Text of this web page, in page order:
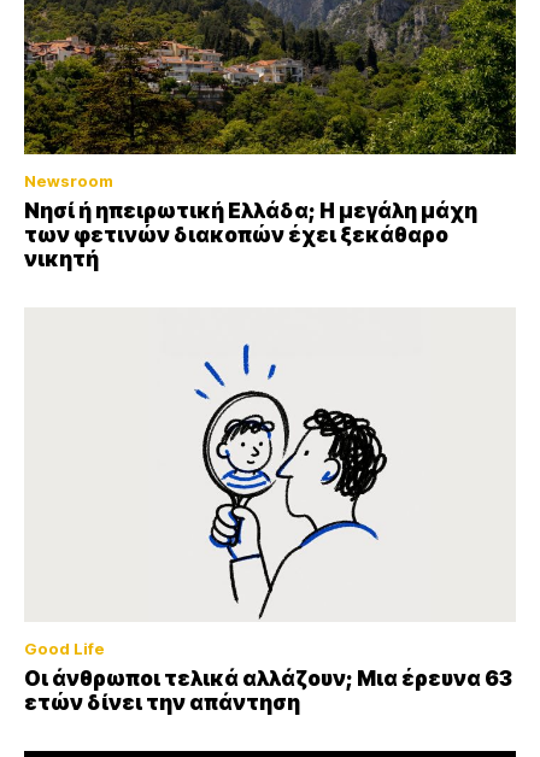
Newsroom
Νησί ή ηπειρωτική Ελλάδα; Η μεγάλη μάχη
των φετινών διακοπών έχει ξεκάθαρο
νικητή
Good Life
Οι άνθρωποι τελικά αλλάζουν; Μια έρευνα 63
ετών δίνει την απάντηση